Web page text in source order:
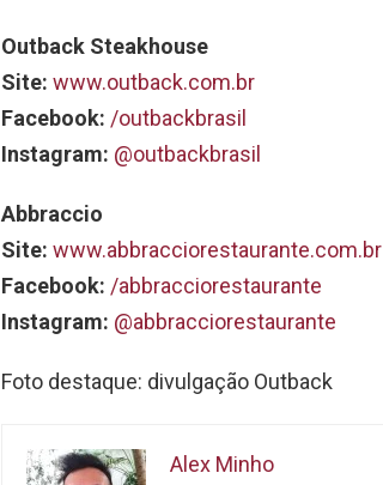
Outback Steakhouse
Site: www.outback.com.br
Facebook: /outbackbrasil
Instagram: @outbackbrasil
Abbraccio
Site: www.abbracciorestaurante.com.br
Facebook: /abbracciorestaurante
Instagram: @abbracciorestaurante
Foto destaque: divulgação Outback
Alex Minho